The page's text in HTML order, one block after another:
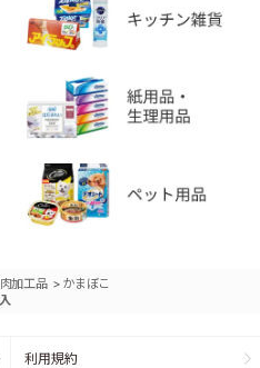
加工品 > かまぼこ
利用規約